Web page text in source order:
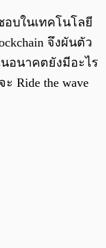
อบในเทคโนโลยี
จึงผันตัว
อนาคตยังมีอะไร
Ride the wave